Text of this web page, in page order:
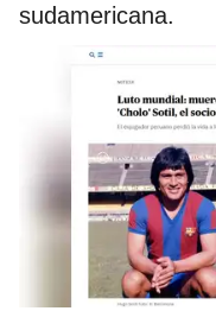
sudamericana.